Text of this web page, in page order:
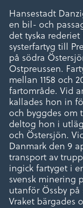
Hansestadt
en bil- och
det tyska
systerfartyg till
på södra
Ostpreussen.
mellan 1158 och
fartområde. Vid
kallades hon in
och byggdes om
deltog hon i
och Östersjön.
Danmark den 9
transport av
ingick fartyget i
svensk minering
utanför Össby
Vraket bärgades